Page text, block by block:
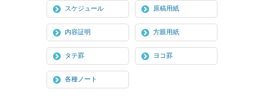
スケジュール 原稿用紙
内容証明 方眼用紙
タテ罫 ヨコ罫
各種ノート